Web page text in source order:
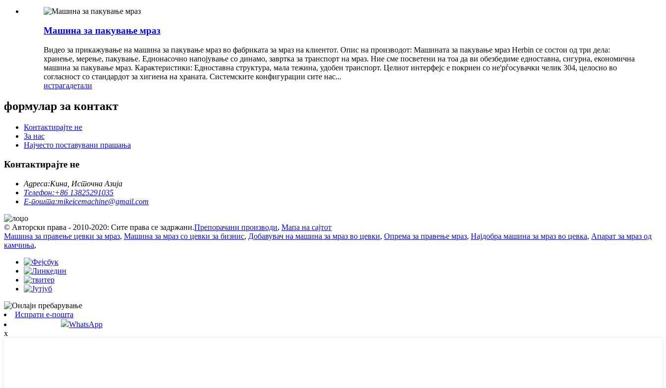
Машина за пакување мраз
Видео за прикажување на машина за пакување мраз во фабриката за мраз на клиентот. Опис на производот: Машината за пакување мраз Herbin се состои од три дела:
хранење, мерење, пакување. Еднонасочно напојување со динамо, завртка за транспорт на мраз. Ние сме посветени на тоа да ви обезбедиме едноставна, сигурна, економична
машина за пакување мраз. Карактеристики: Едноставна структура, мала тежина, удобен транспорт. Целиот интерфејс е покриен со не'рѓосувачки челик 304, целосно во
согласност со стандардот за хигиена на храната. Системските конфигурации сите нас...
истрагадетали
формулар за контакт
Контактирајте не
За нас
Најчесто поставувани прашања
Контактирајте не
Адреса:Кина, Источна Азија
Телефон:+86 13825291035
Е-пошта:mikeicemachine@gmail.com
© Авторски права - 2010-2020: Сите права се задржани.Препорачани производи, Мапа на сајтот
Машина за правење цевки за мраз, Машина за мраз со цевки за бизнис, Добавувач на машина за мраз во цевки, Опрема за правење мраз, Најдобра машина за мраз во цевка, Апарат за мраз од
камчиња,
Испрати е-пошта
WhatsApp
x